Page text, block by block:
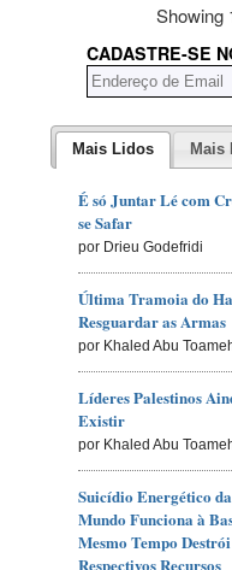
Showing
CADASTRE-SE
Mais Lidos Mais
É só Juntar Lé com
se Safar
por Drieu Godefridi
Última Tramoia do
Resguardar as Armas
por Khaled Abu
Líderes Palestinos
Existir
por Khaled Abu
Suicídio Energético
Mundo Funciona à
Mesmo Tempo
Respectivos Recursos